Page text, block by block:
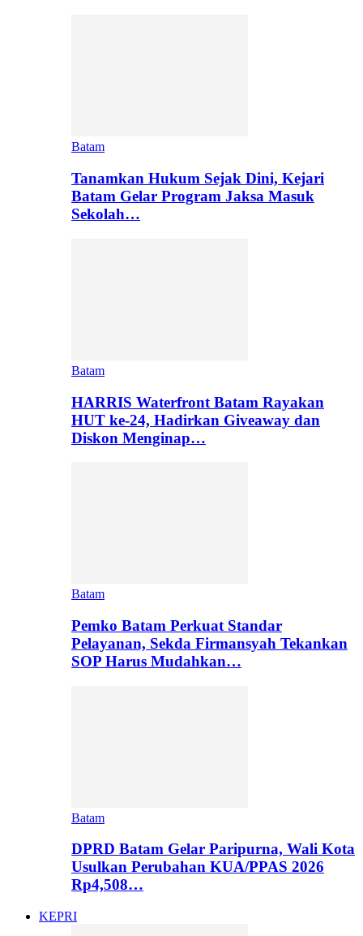
Batam
Tanamkan Hukum Sejak Dini, Kejari
Batam Gelar Program Jaksa Masuk
Sekolah…
Batam
HARRIS Waterfront Batam Rayakan
HUT ke-24, Hadirkan Giveaway dan
Diskon Menginap…
Batam
Pemko Batam Perkuat Standar
Pelayanan, Sekda Firmansyah Tekankan
SOP Harus Mudahkan…
Batam
DPRD Batam Gelar Paripurna, Wali Kota
Usulkan Perubahan KUA/PPAS 2026
Rp4,508…
KEPRI